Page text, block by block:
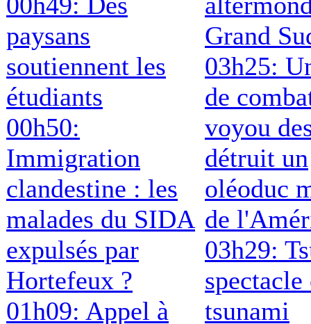
paysans
soutiennent les
étudiants
00h50:
Immigration
clandestine : les
malades du SIDA
expulsés par
Hortefeux ?
01h09: Appel à
Grand
03h25:
de
voyou
détruit un
oléoduc
de
03h29:
spectacle
tsunami